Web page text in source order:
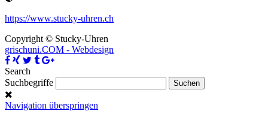
https://www.stucky-uhren.ch
Copyright © Stucky-Uhren
grischuni.COM - Webdesign
Search
Suchbegriffe
Navigation überspringen